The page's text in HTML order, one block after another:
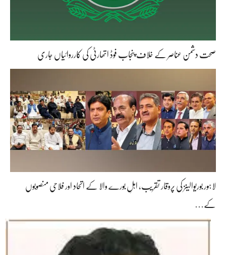
صحت دشمن عناصر کے خلاف پنجاب فوڈ اتھارٹی کی کارروائیاں جاری
لاہور بوریوالینز کی پروقار تقریب، اہلِ بورے والا کے اتحاد اور فلاحی منصوبوں
کے…